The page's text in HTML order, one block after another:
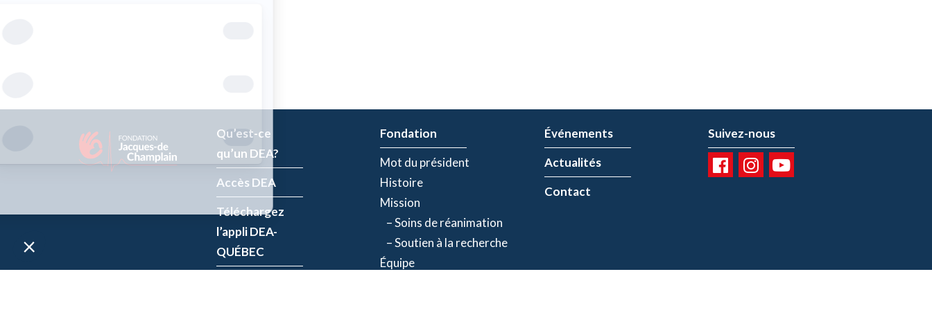
Qu’est-ce
qu’un DEA?
Accès DEA
Téléchargez
l’appli DEA-
QUÉBEC
Fondation
Mot du président
Histoire
Mission
– Soins de réanimation
– Soutien à la recherche
Équipe
Événements
Actualités
Contact
Suivez-nous